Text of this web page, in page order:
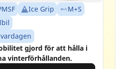
Ice Grip
M+S
gjord för att hålla i
vinterförhållanden.